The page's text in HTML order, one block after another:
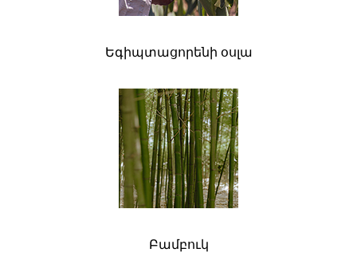
Եգիպտացորենի օսլա
Բամբուկ